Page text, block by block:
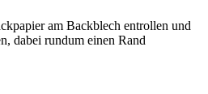
am Backblech entrollen und
dabei rundum einen Rand